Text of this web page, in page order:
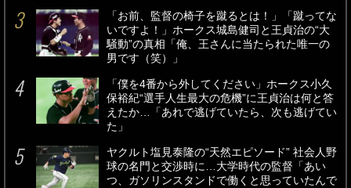
「お前、監督の椅子を蹴るとは！」「蹴ってな
いですよ！」ホークス城島健司と王貞治の“大
騒動”の真相「俺、王さんに当たられた唯一の
男です（笑）」
「僕を4番から外してください」ホークス小久
保裕紀“選手人生最大の危機”に王貞治は何と答
えたか…「あれで逃げていたら、次も逃げてい
た」
ヤクルト塩見泰隆の“天然エピソード” 社会人野
球の名門と交渉時に…大学時代の監督「あい
つ、ガソリンスタンドで働くと思っていたんで